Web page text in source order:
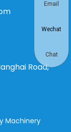
Road,
Machinery
Email
Wechat
Chat